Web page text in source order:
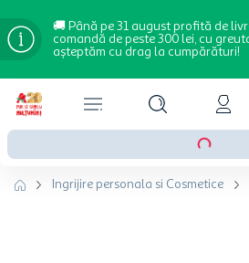
🚚 Până pe 31 august profită de
comandă de peste 300 lei, cu
așteptăm cu drag la cumpărături!
Ingrijire personala si Cosmetice